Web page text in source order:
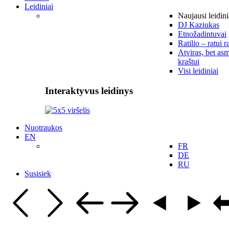
Leidiniai
Naujausi
DJ Kaziukas
Etnožadintuvai
Ratilio – ratui
Atviras, bet
kraštui
Visi leidiniai
Interaktyvus leidinys
Nuotraukos
EN
FR
DE
RU
Susisiek